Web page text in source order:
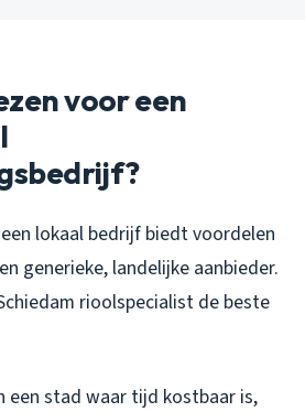
voor een
lokaal bedrijf biedt voordelen
generieke, landelijke aanbieder.
rioolspecialist de beste
een stad waar tijd kostbaar is,